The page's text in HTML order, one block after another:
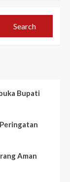
Bupati
Aman